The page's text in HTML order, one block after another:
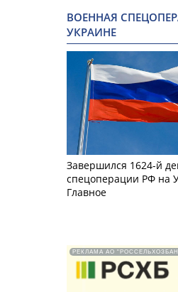
ВОЕННАЯ
УКРАИНЕ
Завершился 1624-й
спецоперации РФ на
Главное
РЕКЛАМА АО